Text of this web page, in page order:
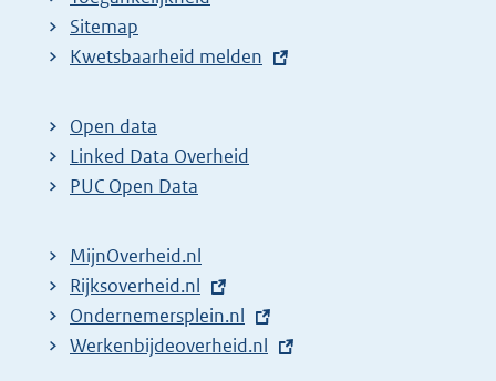
Sitemap
E
t
e
r
l
i
n
k
Kwetsbaarheid melden
Open data
Linked Data Overheid
PUC Open Data
MijnOverheid.nl
E
x
t
Rijksoverheid.nl
E
x
Ondernemersplein.nl
E
Werkenbijdeoverheid.nl